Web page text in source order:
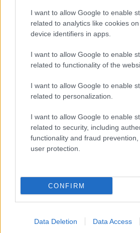
I want to allow Google to enable
related to analytics like cookies
device identifiers in apps.
I want to allow Google to enable
related to functionality of the
I want to allow Google to enable
related to personalization.
I want to allow Google to enable
related to security, including
functionality and fraud
user protection.
CONFIRM
Data Deletion Data Access
glamour.hu cikkeit